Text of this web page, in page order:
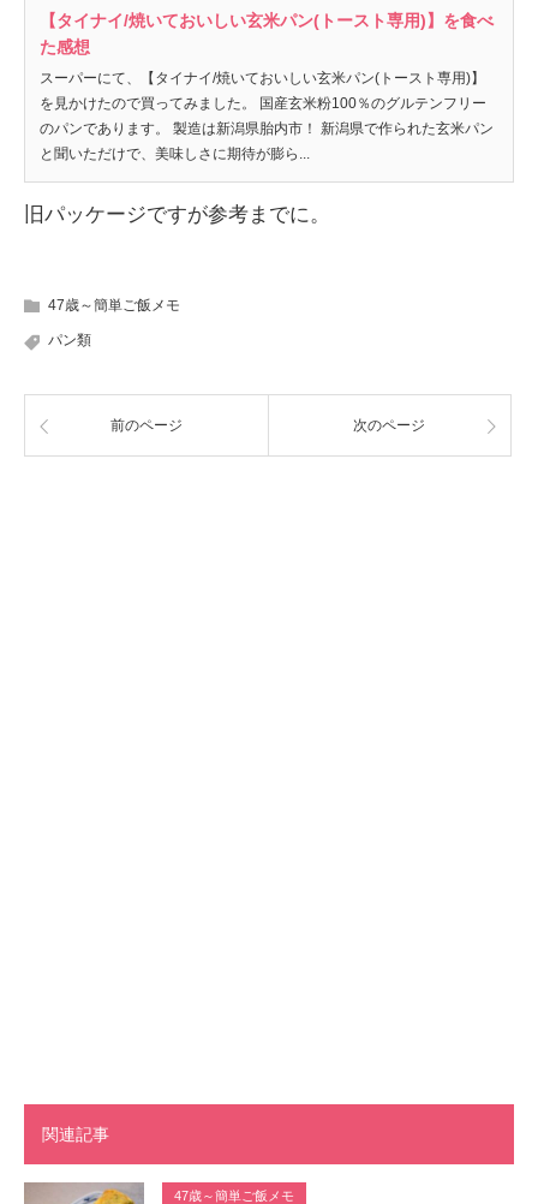
【タイナイ/焼いておいしい玄米パン(トースト専用)】を食べ
た感想
スーパーにて、【タイナイ/焼いておいしい玄米パン(トースト専用)】
を見かけたので買ってみました。 国産玄米粉100％のグルテンフリー
のパンであります。 製造は新潟県胎内市！ 新潟県で作られた玄米パン
と聞いただけで、美味しさに期待が膨ら...
旧パッケージですが参考までに。
47歳～簡単ご飯メモ
パン類
前のページ 次のページ
関連記事
47歳～簡単ご飯メモ